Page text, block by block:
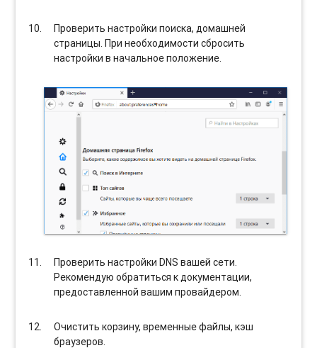
Проверить настройки поиска, домашней
страницы. При необходимости сбросить
настройки в начальное положение.
Проверить настройки DNS вашей сети.
Рекомендую обратиться к документации,
предоставленной вашим провайдером.
Очистить корзину, временные файлы, кэш
браузеров.